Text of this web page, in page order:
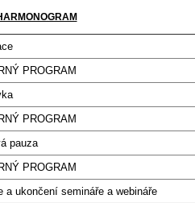
PROGRAM
PROGRAM
pauza
PROGRAM
ukončení semináře a webináře